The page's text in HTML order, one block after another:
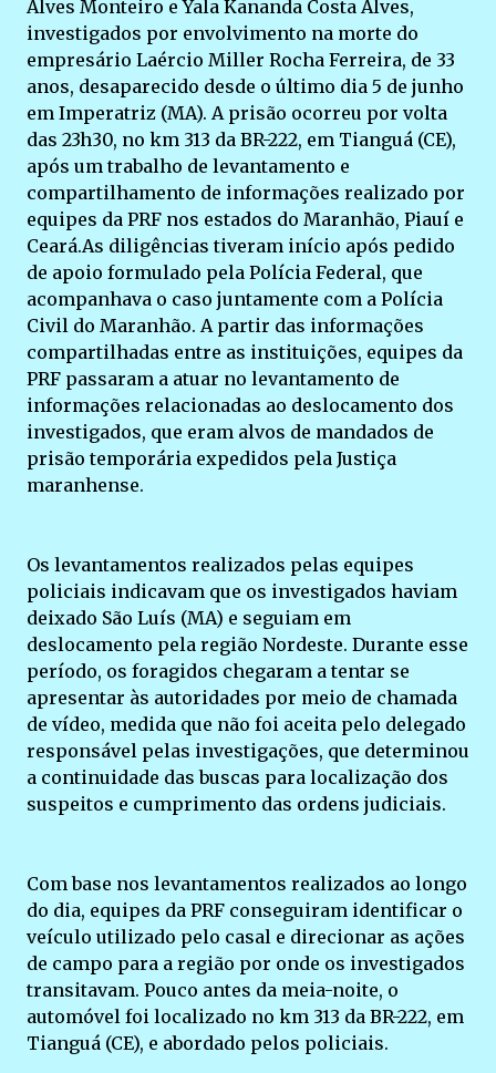
Alves Monteiro e Yala Kananda Costa Alves,
investigados por envolvimento na morte do
empresário Laércio Miller Rocha Ferreira, de 33
anos, desaparecido desde o último dia 5 de junho
em Imperatriz (MA). A prisão ocorreu por volta
das 23h30, no km 313 da BR-222, em Tianguá (CE),
após um trabalho de levantamento e
compartilhamento de informações realizado por
equipes da PRF nos estados do Maranhão, Piauí e
Ceará.As diligências tiveram início após pedido
de apoio formulado pela Polícia Federal, que
acompanhava o caso juntamente com a Polícia
Civil do Maranhão. A partir das informações
compartilhadas entre as instituições, equipes da
PRF passaram a atuar no levantamento de
informações relacionadas ao deslocamento dos
investigados, que eram alvos de mandados de
prisão temporária expedidos pela Justiça
maranhense.
Os levantamentos realizados pelas equipes
policiais indicavam que os investigados haviam
deixado São Luís (MA) e seguiam em
deslocamento pela região Nordeste. Durante esse
período, os foragidos chegaram a tentar se
apresentar às autoridades por meio de chamada
de vídeo, medida que não foi aceita pelo delegado
responsável pelas investigações, que determinou
a continuidade das buscas para localização dos
suspeitos e cumprimento das ordens judiciais.
Com base nos levantamentos realizados ao longo
do dia, equipes da PRF conseguiram identificar o
veículo utilizado pelo casal e direcionar as ações
de campo para a região por onde os investigados
transitavam. Pouco antes da meia-noite, o
automóvel foi localizado no km 313 da BR-222, em
Tianguá (CE), e abordado pelos policiais.